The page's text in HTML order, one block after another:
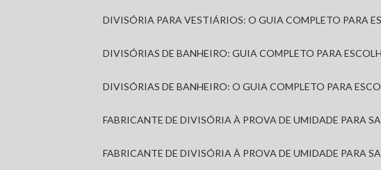
DIVISÓRIA PARA VESTIÁRIOS: O GUIA COMPLETO PARA
DIVISÓRIAS DE BANHEIRO: GUIA COMPLETO PARA
DIVISÓRIAS DE BANHEIRO: O GUIA COMPLETO PARA
FABRICANTE DE DIVISÓRIA À PROVA DE UMIDADE PARA
FABRICANTE DE DIVISÓRIA À PROVA DE UMIDADE PARA